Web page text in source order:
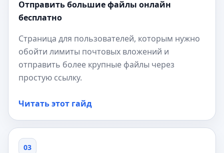
Отправить большие файлы онлайн
бесплатно
Страница для пользователей, которым нужно
обойти лимиты почтовых вложений и
отправить более крупные файлы через
простую ссылку.
Читать этот гайд
03